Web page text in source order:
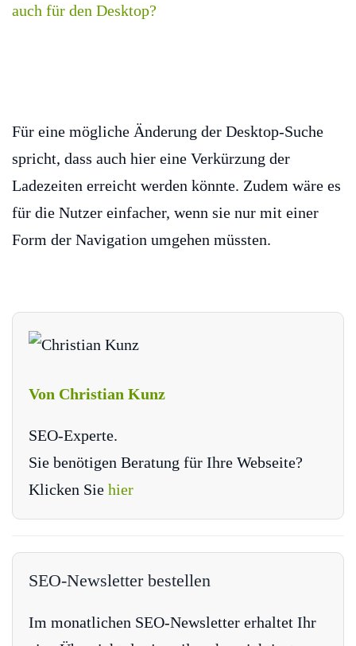
Für eine mögliche Änderung der Desktop-Suche
spricht, dass auch hier eine Verkürzung der
Ladezeiten erreicht werden könnte. Zudem wäre es
für die Nutzer einfacher, wenn sie nur mit einer
Form der Navigation umgehen müssten.
Von Christian Kunz
SEO-Experte.
Sie benötigen Beratung für Ihre Webseite?
Klicken Sie hier
SEO-Newsletter bestellen
Im monatlichen SEO-Newsletter erhaltet Ihr